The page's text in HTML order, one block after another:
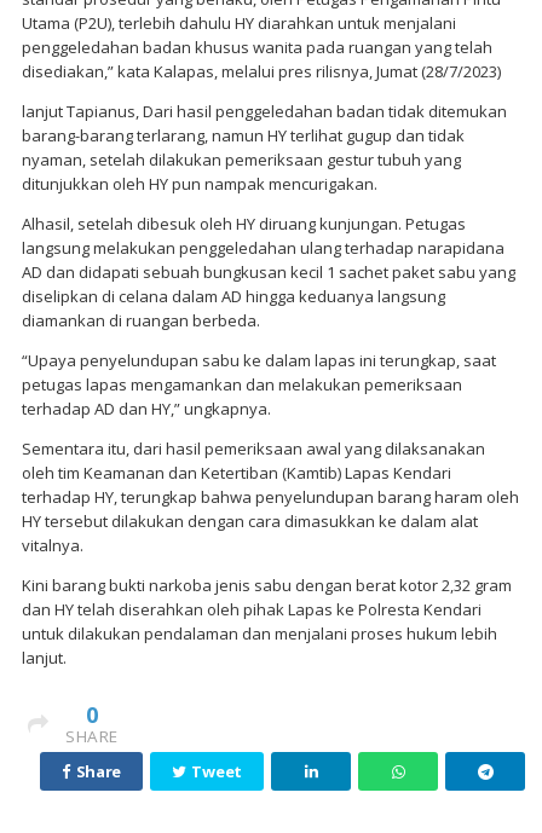
Utama (P2U), terlebih dahulu HY diarahkan untuk menjalani
penggeledahan badan khusus wanita pada ruangan yang telah
disediakan,” kata Kalapas, melalui pres rilisnya, Jumat (28/7/2023)
lanjut Tapianus, Dari hasil penggeledahan badan tidak ditemukan
barang-barang terlarang, namun HY terlihat gugup dan tidak
nyaman, setelah dilakukan pemeriksaan gestur tubuh yang
ditunjukkan oleh HY pun nampak mencurigakan.
Alhasil, setelah dibesuk oleh HY diruang kunjungan. Petugas
langsung melakukan penggeledahan ulang terhadap narapidana
AD dan didapati sebuah bungkusan kecil 1 sachet paket sabu yang
diselipkan di celana dalam AD hingga keduanya langsung
diamankan di ruangan berbeda.
“Upaya penyelundupan sabu ke dalam lapas ini terungkap, saat
petugas lapas mengamankan dan melakukan pemeriksaan
terhadap AD dan HY,” ungkapnya.
Sementara itu, dari hasil pemeriksaan awal yang dilaksanakan
oleh tim Keamanan dan Ketertiban (Kamtib) Lapas Kendari
terhadap HY, terungkap bahwa penyelundupan barang haram oleh
HY tersebut dilakukan dengan cara dimasukkan ke dalam alat
vitalnya.
Kini barang bukti narkoba jenis sabu dengan berat kotor 2,32 gram
dan HY telah diserahkan oleh pihak Lapas ke Polresta Kendari
untuk dilakukan pendalaman dan menjalani proses hukum lebih
lanjut.
0
SHARE
Share
Tweet